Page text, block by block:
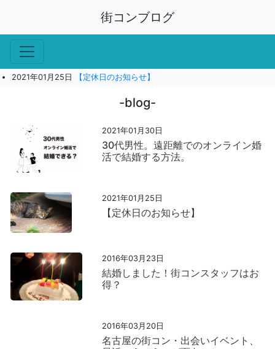
街コンブログ
2021年01月25日 【定休日のお知らせ】
-blog-
2021年01月30日
30代男性。遠距離でのオンライン婚
活で結婚する方法。
2021年01月25日
【定休日のお知らせ】
2016年03月23日
結婚しました！街コンスタッフはお
得？
2016年03月20日
名古屋の街コン・出会いイベント、